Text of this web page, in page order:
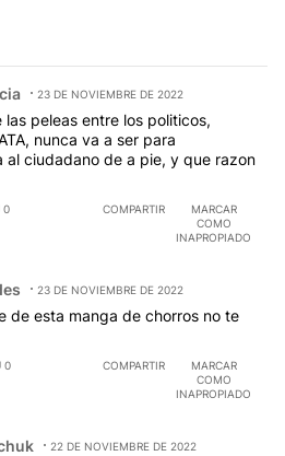
23 DE NOVIEMBRE DE 2022
las peleas entre los politicos,
nunca va a ser para
al ciudadano de a pie, y que razon
0 COMPARTIR
MARCAR
COMO
INAPROPIADO
23 DE NOVIEMBRE DE 2022
de esta manga de chorros no te
0 COMPARTIR
MARCAR
COMO
INAPROPIADO
22 DE NOVIEMBRE DE 2022